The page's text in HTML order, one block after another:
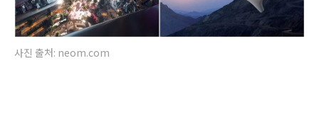
사진 출처: neom.com